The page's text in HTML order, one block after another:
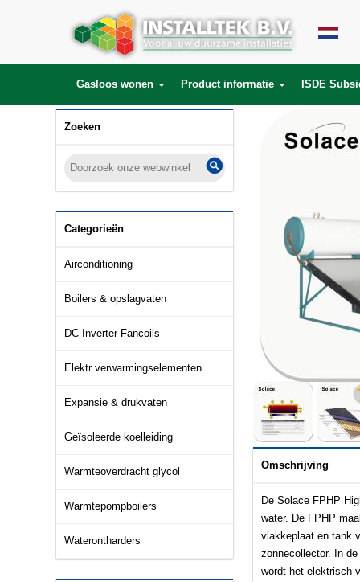
Gasloos wonen Product informatie ISDE
Zoeken
Categorieën
Airconditioning
Boilers & opslagvaten
DC Inverter Fancoils
Elektr verwarmingselementen
Expansie & drukvaten
Geïsoleerde koelleiding
Warmteoverdracht glycol
Warmtepompboilers
Waterontharders
Omschrijving
De Solace FPHP
water. De FPHP
vlakkeplaat en tank
zonnecollector. In
wordt het elektrisch